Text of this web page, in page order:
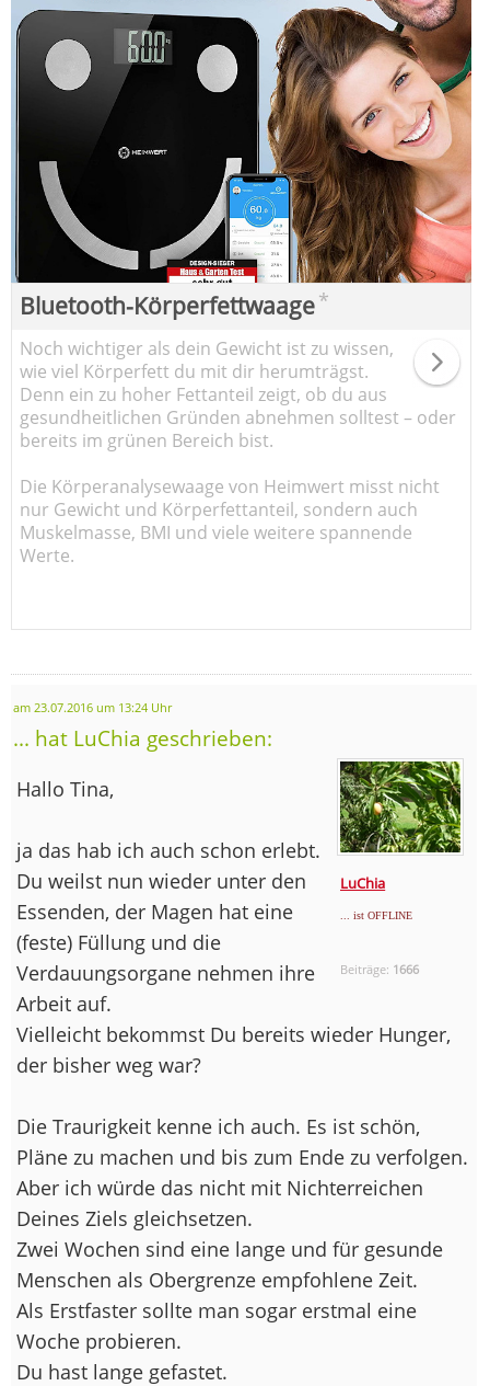
Bluetooth-Körperfettwaage*
Noch wichtiger als dein Gewicht ist zu wissen,
wie viel Körperfett du mit dir herumträgst.
Denn ein zu hoher Fettanteil zeigt, ob du aus
gesundheitlichen Gründen abnehmen solltest – oder
bereits im grünen Bereich bist.
Die Körperanalysewaage von Heimwert misst nicht
nur Gewicht und Körperfettanteil, sondern auch
Muskelmasse, BMI und viele weitere spannende
Werte.
am 23.07.2016 um 13:24 Uhr
... hat LuChia geschrieben:
LuChia
... ist OFFLINE
Beiträge: 1666
Hallo Tina,
ja das hab ich auch schon erlebt.
Du weilst nun wieder unter den
Essenden, der Magen hat eine
(feste) Füllung und die
Verdauungsorgane nehmen ihre
Arbeit auf.
Vielleicht bekommst Du bereits wieder Hunger,
der bisher weg war?
Die Traurigkeit kenne ich auch. Es ist schön,
Pläne zu machen und bis zum Ende zu verfolgen.
Aber ich würde das nicht mit Nichterreichen
Deines Ziels gleichsetzen.
Zwei Wochen sind eine lange und für gesunde
Menschen als Obergrenze empfohlene Zeit.
Als Erstfaster sollte man sogar erstmal eine
Woche probieren.
Du hast lange gefastet.